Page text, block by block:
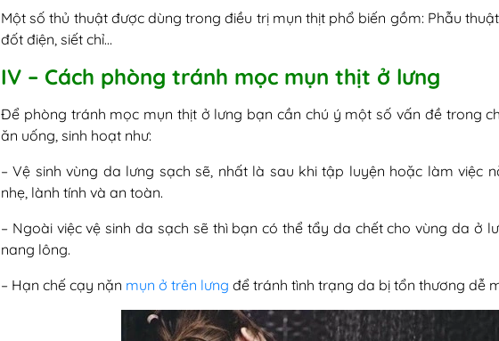
Một số thủ thuật được dùng trong điều trị mụn thịt phổ biến gồm: Phẫu
đốt điện, siết chỉ…
IV – Cách phòng tránh mọc mụn thịt ở lưng
Để phòng tránh mọc mụn thịt ở lưng bạn cần chú ý một số vấn đề trong
ăn uống, sinh hoạt như:
– Vệ sinh vùng da lưng sạch sẽ, nhất là sau khi tập luyện hoặc làm việc
nhẹ, lành tính và an toàn.
– Ngoài việc vệ sinh da sạch sẽ thì bạn có thể tẩy da chết cho vùng da ở
nang lông.
– Hạn chế cạy nặn mụn ở trên lưng để tránh tình trạng da bị tổn thương dễ